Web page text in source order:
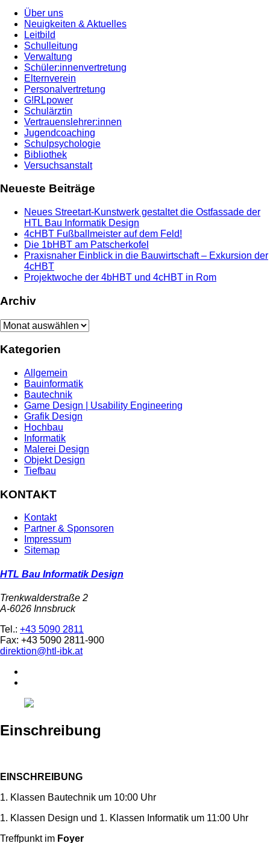
Über uns
Neuigkeiten & Aktuelles
Leitbild
Schulleitung
Verwaltung
Schüler:innenvertretung
Elternverein
Personalvertretung
G!RLpower
Schulärztin
Vertrauenslehrer:innen
Jugendcoaching
Schulpsychologie
Bibliothek
Versuchsanstalt
Neueste Beiträge
Neues Streetart-Kunstwerk gestaltet die Ostfassade der
HTL Bau Informatik Design
4cHBT Fußballmeister auf dem Feld!
Die 1bHBT am Patscherkofel
Praxisnaher Einblick in die Bauwirtschaft – Exkursion der
4cHBT
Projektwoche der 4bHBT und 4cHBT in Rom
Archiv
Archiv
Kategorien
Allgemein
Bauinformatik
Bautechnik
Game Design | Usability Engineering
Grafik Design
Hochbau
Informatik
Malerei Design
Objekt Design
Tiefbau
KONTAKT
Kontakt
Partner & Sponsoren
Impressum
Sitemap
HTL Bau Informatik Design
Trenkwalderstraße 2
A-6026 Innsbruck
Tel.: +43 5090 2811
Fax: +43 5090 2811-900
direktion@htl-ibk.at
Einschreibung
EINSCHREIBUNG
1. Klassen Bautechnik um 10:00 Uhr
1. Klassen Design und 1. Klassen Informatik um 11:00 Uhr
Treffpunkt im Foyer